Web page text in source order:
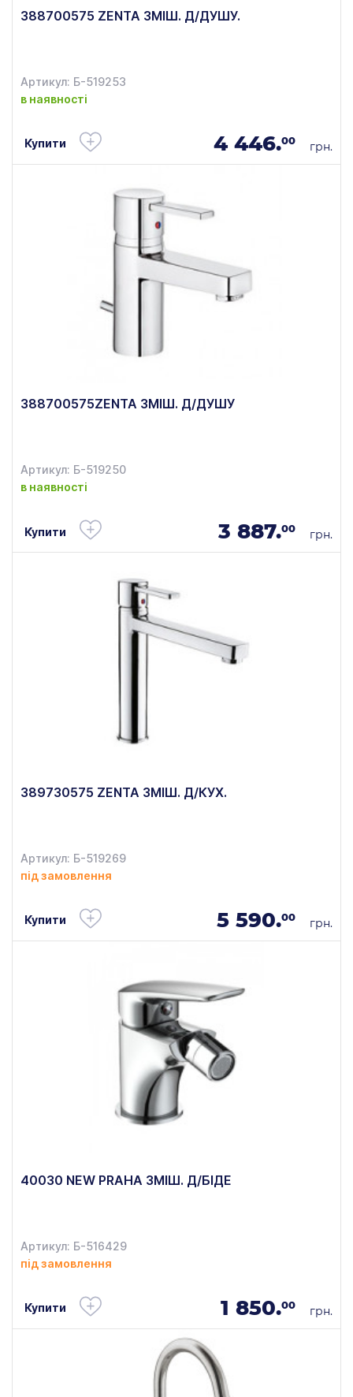
388700575 ZENTA ЗМІШ. Д/ДУШУ.
Артикул: Б-519253
в наявності
Купити 4 446.00 грн.
388700575ZENTA ЗМІШ. Д/ДУШУ
Артикул: Б-519250
в наявності
Купити 3 887.00 грн.
389730575 ZENTA ЗМІШ. Д/КУХ.
Артикул: Б-519269
під замовлення
Купити 5 590.00 грн.
40030 NEW PRAHA ЗМІШ. Д/БІДЕ
Артикул: Б-516429
під замовлення
Купити 1 850.00 грн.